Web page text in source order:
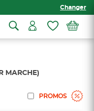
Changer
MARCHE)
PROMOS